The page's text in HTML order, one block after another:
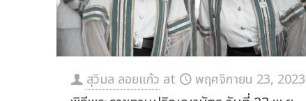
สุวิมล ลอยแก้ว at พฤศจิกายน 23, 2023